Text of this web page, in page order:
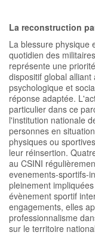
La reconstruction
La blessure physique
quotidien des
représente une
dispositif global
psychologique et
réponse adaptée.
particulier dans ce
l'institution nationale
personnes en
physiques ou
leur réinsertion.
au CSINI
evenements-sportifs-
pleinement
évènement sportif
engagements, elles
professionnalisme
sur le territoire